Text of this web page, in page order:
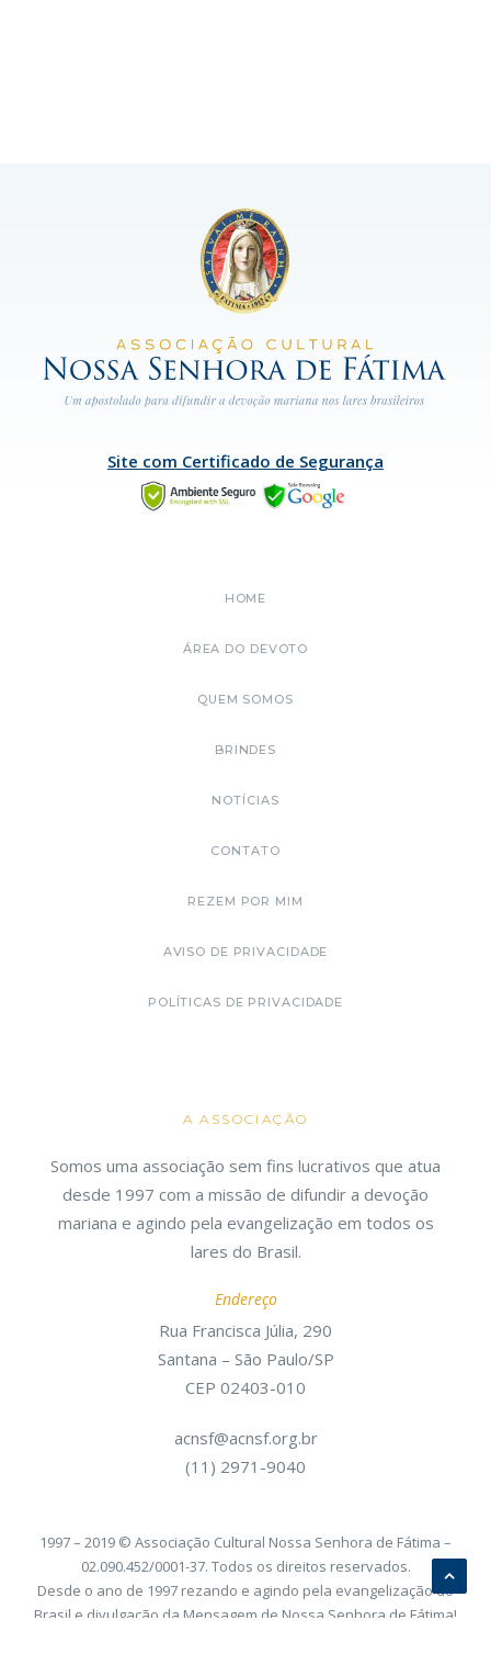
Site com Certificado de Segurança
HOME
ÁREA DO DEVOTO
QUEM SOMOS
BRINDES
NOTÍCIAS
CONTATO
REZEM POR MIM
AVISO DE PRIVACIDADE
POLÍTICAS DE PRIVACIDADE
A ASSOCIAÇÃO
Somos uma associação sem fins lucrativos que atua
desde 1997 com a missão de difundir a devoção
mariana e agindo pela evangelização em todos os
lares do Brasil.
Endereço
Rua Francisca Júlia, 290
Santana – São Paulo/SP
CEP 02403-010
acnsf@acnsf.org.br
(11) 2971-9040
1997 – 2019 © Associação Cultural Nossa Senhora de Fátima –
02.090.452/0001-37. Todos os direitos reservados.
Desde o ano de 1997 rezando e agindo pela evangelização do
Brasil e divulgação da Mensagem de Nossa Senhora de Fátima!